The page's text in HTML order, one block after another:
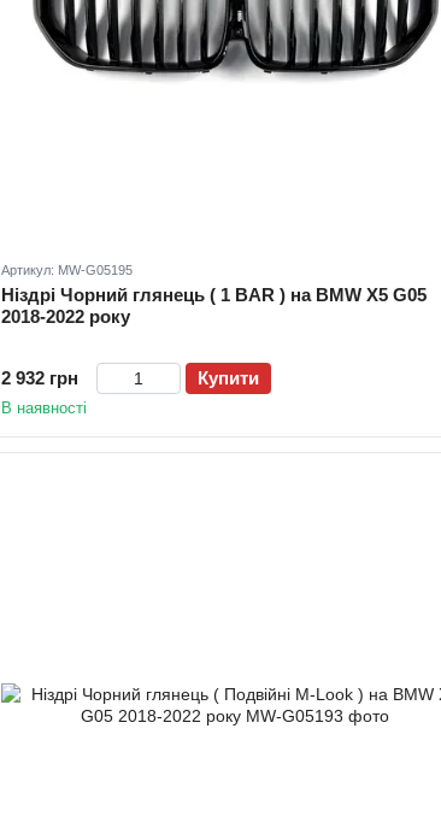
Артикул: MW-G05195
Ніздрі Чорний глянець ( 1 BAR ) на BMW X5 G05
2018-2022 року
2 932 грн Купити
В наявності